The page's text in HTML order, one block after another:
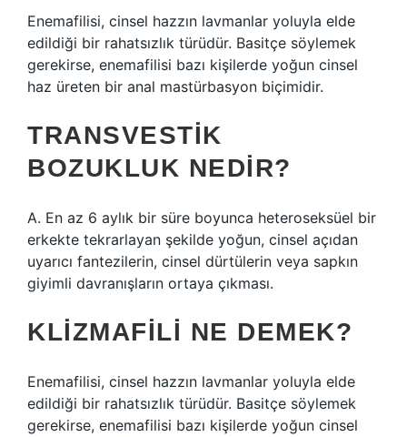
Enemafilisi, cinsel hazzın lavmanlar yoluyla elde
edildiği bir rahatsızlık türüdür. Basitçe söylemek
gerekirse, enemafilisi bazı kişilerde yoğun cinsel
haz üreten bir anal mastürbasyon biçimidir.
TRANSVESTIK
BOZUKLUK NEDIR?
A. En az 6 aylık bir süre boyunca heteroseksüel bir
erkekte tekrarlayan şekilde yoğun, cinsel açıdan
uyarıcı fantezilerin, cinsel dürtülerin veya sapkın
giyimli davranışların ortaya çıkması.
KLIZMAFILI NE DEMEK?
Enemafilisi, cinsel hazzın lavmanlar yoluyla elde
edildiği bir rahatsızlık türüdür. Basitçe söylemek
gerekirse, enemafilisi bazı kişilerde yoğun cinsel